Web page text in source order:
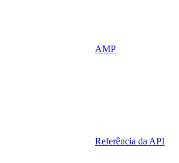
AMP
Referência da API